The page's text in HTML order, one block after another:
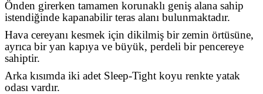
Önden girerken tamamen korunaklı geniş alana sahip
istendiğinde kapanabilir teras alanı bulunmaktadır.
Hava cereyanı kesmek için dikilmiş bir zemin örtüsüne,
ayrıca bir yan kapıya ve büyük, perdeli bir pencereye
sahiptir.
Arka kısımda iki adet Sleep-Tight koyu renkte yatak
odası vardır.